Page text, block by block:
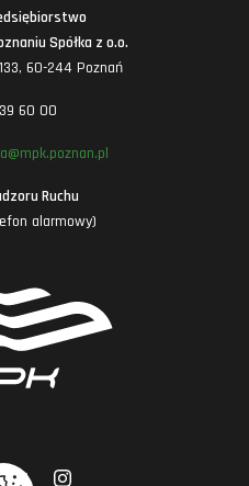
Spółka z o.o.
60-244 Poznań
60 00
Ruchu
alarmowy)